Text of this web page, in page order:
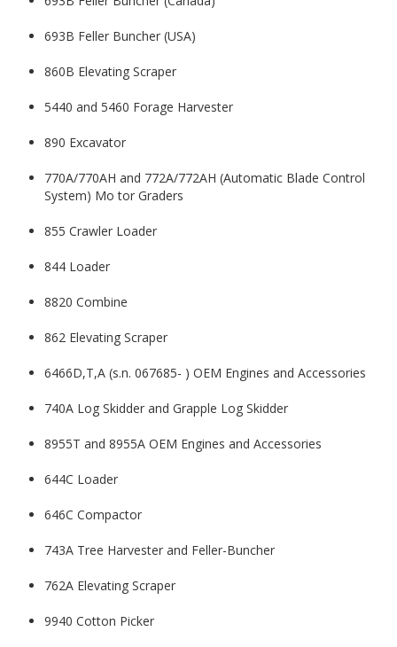
693B Feller Buncher (USA)
860B Elevating Scraper
5440 and 5460 Forage Harvester
890 Excavator
770A/770AH and 772A/772AH (Automatic Blade Control
System) Mo tor Graders
855 Crawler Loader
844 Loader
8820 Combine
862 Elevating Scraper
6466D,T,A (s.n. 067685- ) OEM Engines and Accessories
740A Log Skidder and Grapple Log Skidder
8955T and 8955A OEM Engines and Accessories
644C Loader
646C Compactor
743A Tree Harvester and Feller-Buncher
762A Elevating Scraper
9940 Cotton Picker